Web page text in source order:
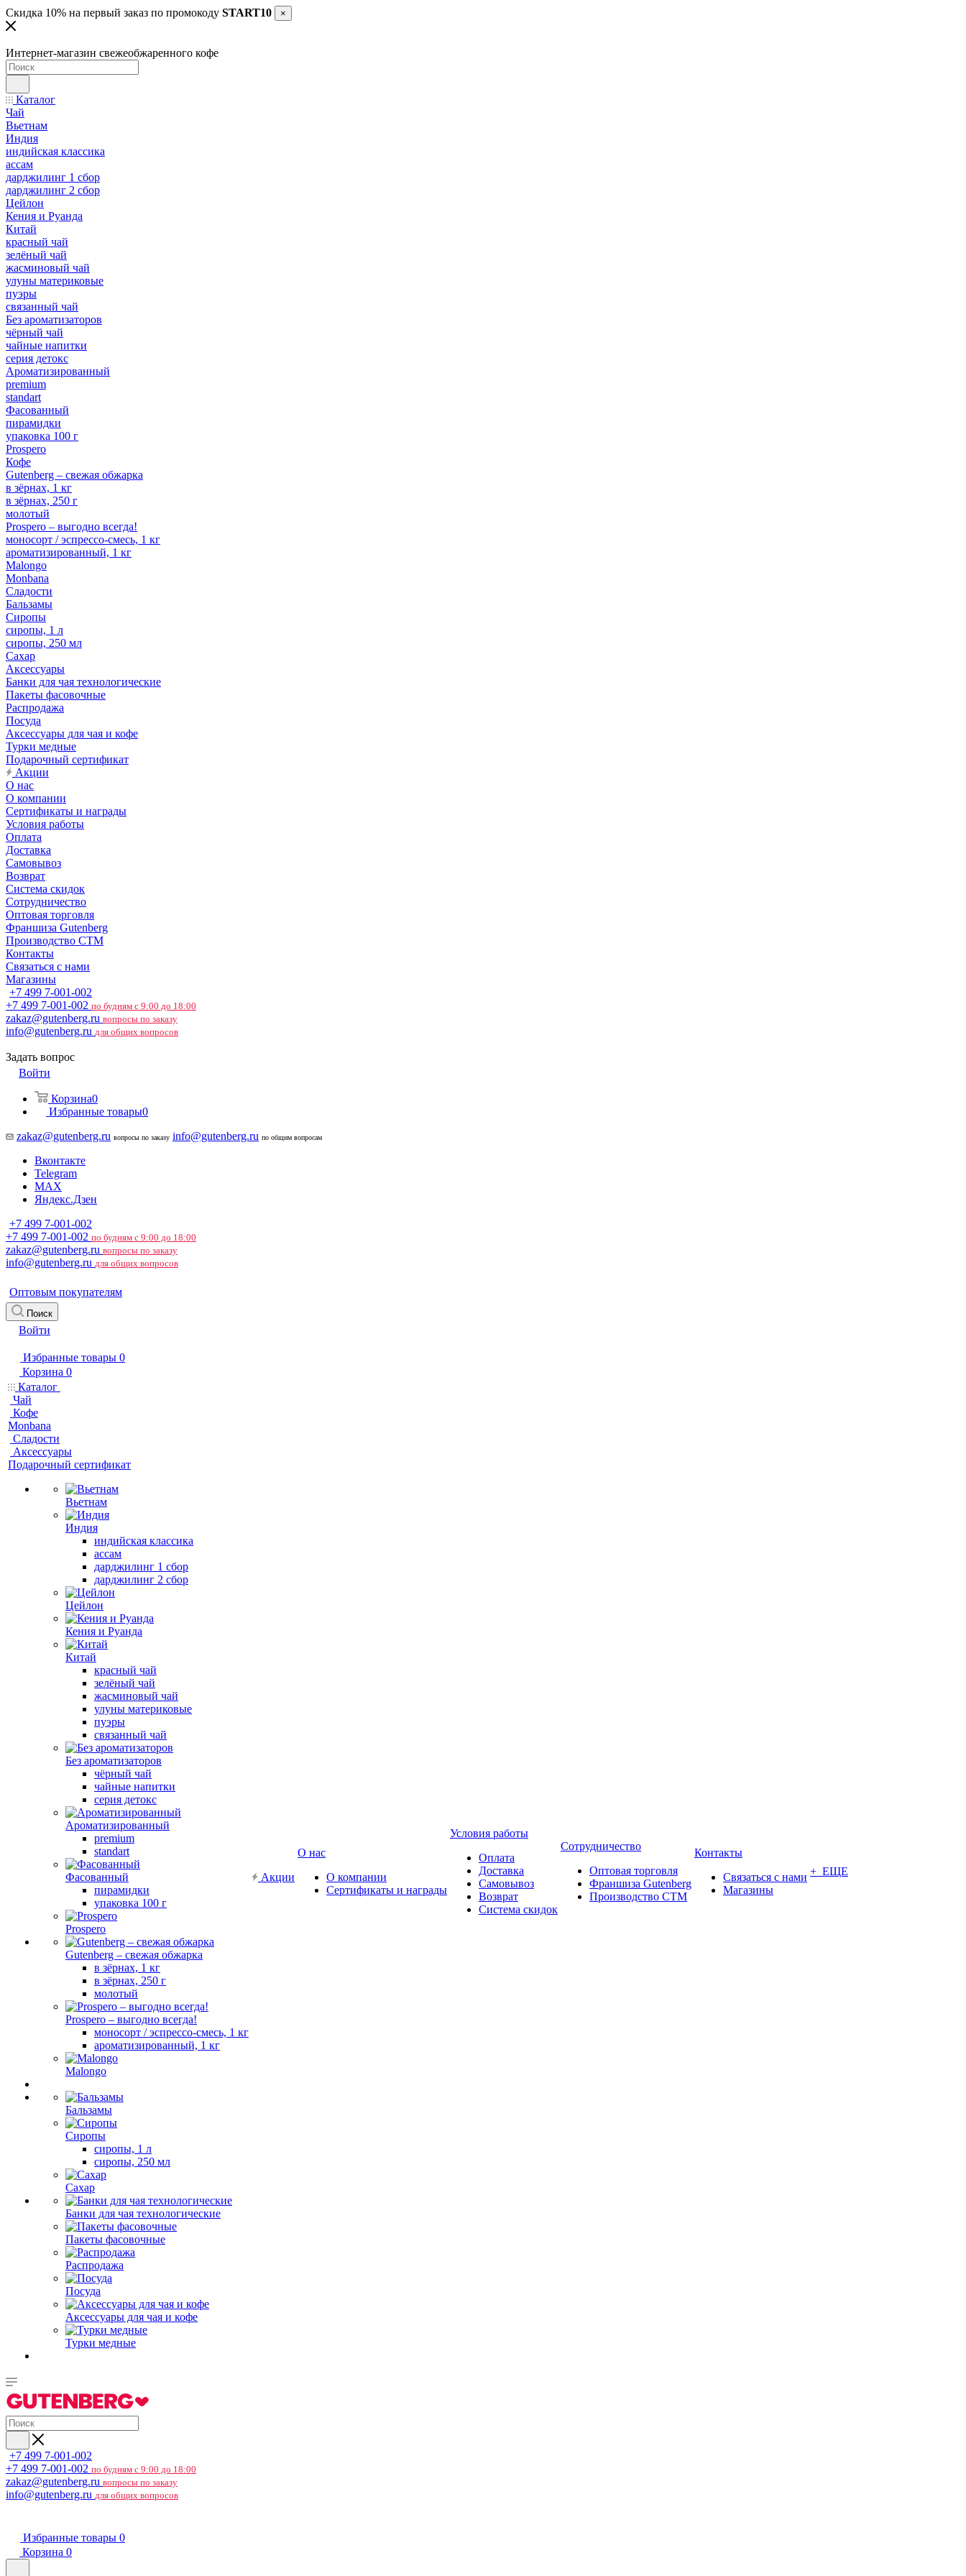
Скидка 10% на первый заказ по промокоду START10 ×
Интернет-магазин свежеобжаренного кофе
Каталог
Чай
Вьетнам
Индия
индийская классика
ассам
дарджилинг 1 сбор
дарджилинг 2 сбор
Цейлон
Кения и Руанда
Китай
красный чай
зелёный чай
жасминовый чай
улуны материковые
пуэры
связанный чай
Без ароматизаторов
чёрный чай
чайные напитки
серия детокс
Ароматизированный
premium
standart
Фасованный
пирамидки
упаковка 100 г
Prospero
Кофе
Gutenberg – свежая обжарка
в зёрнах, 1 кг
в зёрнах, 250 г
молотый
Prospero – выгодно всегда!
моносорт / эспрессо-смесь, 1 кг
ароматизированный, 1 кг
Malongo
Monbana
Сладости
Бальзамы
Сиропы
сиропы, 1 л
сиропы, 250 мл
Сахар
Аксессуары
Банки для чая технологические
Пакеты фасовочные
Распродажа
Посуда
Аксессуары для чая и кофе
Турки медные
Подарочный сертификат
Акции
О нас
О компании
Сертификаты и награды
Условия работы
Оплата
Доставка
Самовывоз
Возврат
Система скидок
Сотрудничество
Оптовая торговля
Франшиза Gutenberg
Производство СТМ
Контакты
Связаться с нами
Магазины
+7 499 7-001-002
+7 499 7-001-002 по будням с 9:00 до 18:00
zakaz@gutenberg.ru вопросы по заказу
info@gutenberg.ru для общих вопросов
Задать вопрос
Войти
Корзина0
Избранные товары0
zakaz@gutenberg.ru вопросы по заказу info@gutenberg.ru по общим вопросам
Вконтакте
Telegram
MAX
Яндекс.Дзен
+7 499 7-001-002
+7 499 7-001-002 по будням с 9:00 до 18:00
zakaz@gutenberg.ru вопросы по заказу
info@gutenberg.ru для общих вопросов
Оптовым покупателям
Поиск
Войти
Избранные товары 0
Корзина 0
Каталог
Чай
Кофе
Monbana
Сладости
Аксессуары
Подарочный сертификат
Вьетнам
Индия
индийская классика
ассам
дарджилинг 1 сбор
дарджилинг 2 сбор
Цейлон
Кения и Руанда
Китай
красный чай
зелёный чай
жасминовый чай
улуны материковые
пуэры
связанный чай
Без ароматизаторов
чёрный чай
чайные напитки
серия детокс
Ароматизированный
premium
standart
Фасованный
пирамидки
упаковка 100 г
Prospero
Gutenberg – свежая обжарка
в зёрнах, 1 кг
в зёрнах, 250 г
молотый
Prospero – выгодно всегда!
моносорт / эспрессо-смесь, 1 кг
ароматизированный, 1 кг
Malongo
Бальзамы
Сиропы
сиропы, 1 л
сиропы, 250 мл
Сахар
Банки для чая технологические
Пакеты фасовочные
Распродажа
Посуда
Аксессуары для чая и кофе
Турки медные
Акции
О нас
О компании
Сертификаты и награды
Условия работы
Оплата
Доставка
Самовывоз
Возврат
Система скидок
Сотрудничество
Оптовая торговля
Франшиза Gutenberg
Производство СТМ
Контакты
Связаться с нами
Магазины
+ ЕЩЕ
+7 499 7-001-002
+7 499 7-001-002 по будням с 9:00 до 18:00
zakaz@gutenberg.ru вопросы по заказу
info@gutenberg.ru для общих вопросов
Избранные товары 0
Корзина 0